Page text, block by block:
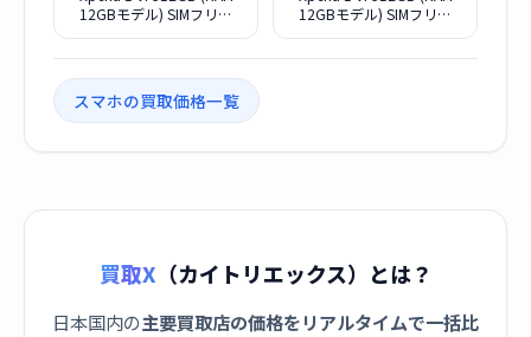
12GBモデル) SIMフリー
12GBモデル) SIMフリー
スマホの買取価格一覧
買取X （カイトリエックス）とは？
日本国内の主要買取店の価格をリアルタイムで一括比